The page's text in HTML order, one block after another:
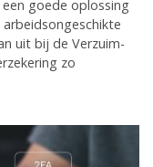
goede oplossing
uit bij de Verzuim-
zo